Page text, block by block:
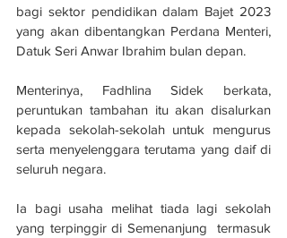
bagi sektor pendidikan dalam Bajet 2023
yang akan dibentangkan Perdana Menteri,
Datuk Seri Anwar Ibrahim bulan depan.
Menterinya, Fadhlina Sidek berkata,
peruntukan tambahan itu akan disalurkan
kepada sekolah-sekolah untuk mengurus
serta menyelenggara terutama yang daif di
seluruh negara.
Ia bagi usaha melihat tiada lagi sekolah
yang terpinggir di Semenanjung  termasuk